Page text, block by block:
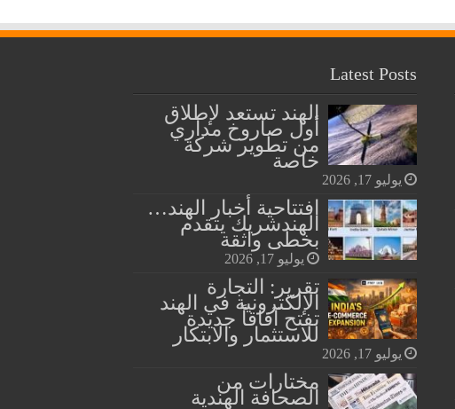
Latest Posts
الهند تستعد لإطلاق
أول صاروخ مداري
من تطوير شركة
خاصة
يوليو 17, 2026
افتتاحية أخبار الهند…
الهندشريك يتقدم
بخطى واثقة
يوليو 17, 2026
تقرير: التجارة
الإلكترونية في الهند
تفتح آفاقاً جديدة
للاستثمار والابتكار
يوليو 17, 2026
مختارات من
الصحافة الهندية